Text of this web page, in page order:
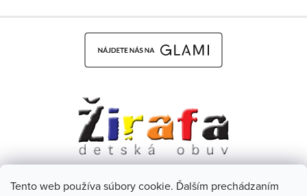
Tento web používa súbory cookie. Ďalším prechádzaním